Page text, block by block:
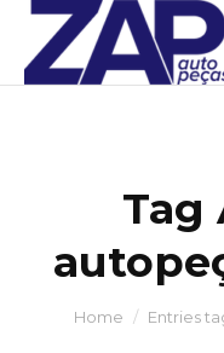
Tag
You are here:
Home Entries